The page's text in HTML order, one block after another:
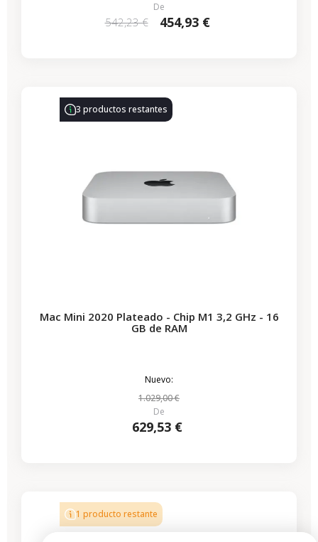
De
542,23 € 454,93 €
3 productos restantes
Mac Mini 2020 Plateado - Chip M1 3,2 GHz - 16
GB de RAM
Nuevo:
1.029,00 €
De
629,53 €
1 producto restante